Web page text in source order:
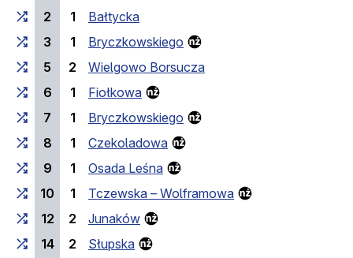
2
1
Bałtycka
3
1
Bryczkowskiego
5
2
Wielgowo Borsucza
6
1
Fiołkowa
7
1
Bryczkowskiego
8
1
Czekoladowa
9
1
Osada Leśna
10
1
Tczewska – Wolframowa
12
2
Junaków
14
2
Słupska